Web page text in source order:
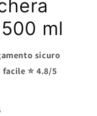
ml
sicuro
⭐ 4.8/5